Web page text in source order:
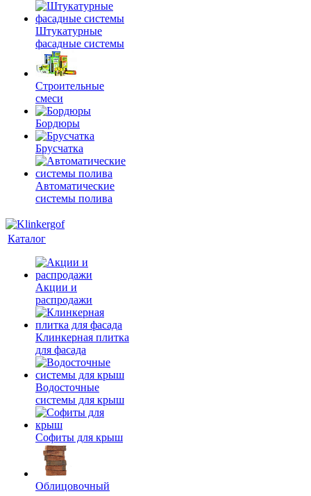
Штукатурные
фасадные системы
Строительные
смеси
Бордюры
Брусчатка
Автоматические
системы полива
Каталог
Акции и
распродажи
Клинкерная плитка
для фасада
Водосточные
системы для крыш
Софиты для крыш
Облицовочный